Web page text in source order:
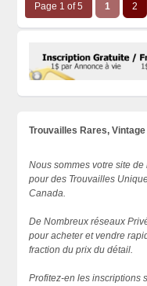
Page 1 of 5 1 2
Trouvailles Rares,
Nous sommes votre site
pour des Trouvailles
Canada.
De Nombreux réseaux
pour acheter et vendre
fraction du prix du détail.
Profitez-en les inscriptions